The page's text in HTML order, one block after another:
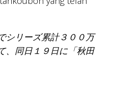
シリーズ累計３００万
、同日１９日に「秋田